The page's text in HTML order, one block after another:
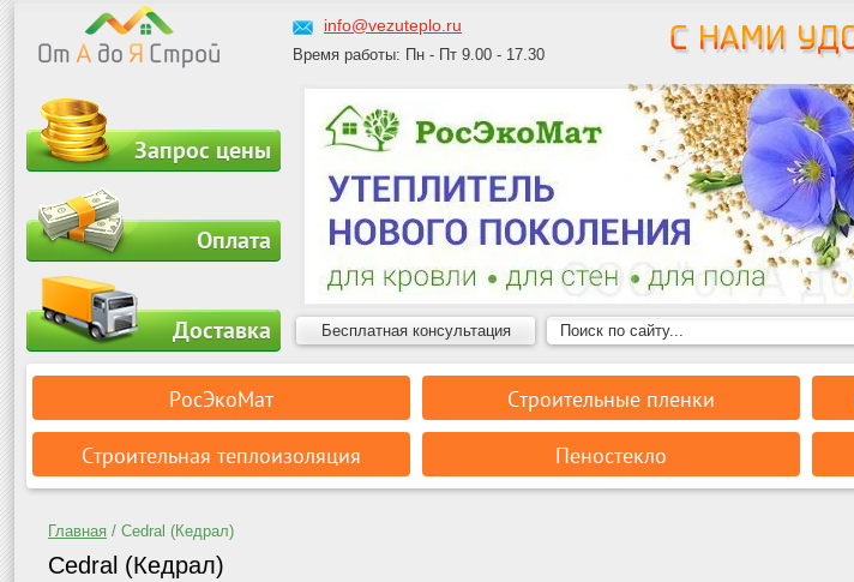
info@vezuteplo.ru
Время работы: Пн - Пт 9.00 - 17.30
Запрос цены
Оплата
Доставка Бесплатная консультация
РосЭкоМат Строительные пленки
Строительная теплоизоляция Пеностекло
Главная / Cedral (Кедрал)
Cedral (Кедрал)